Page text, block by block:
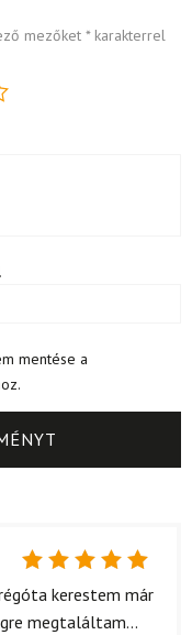
mezőket *karakterrel
mentése a
Értékelés:
kerestem már
megtaláltam...